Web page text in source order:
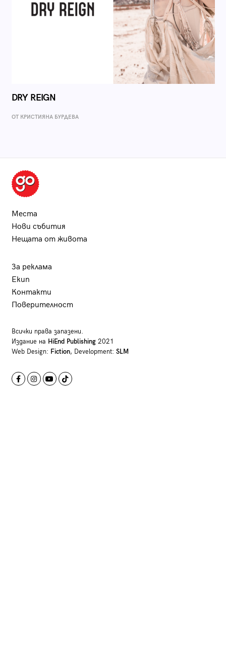
DRY REIGN
ОТ КРИСТИЯНА БУРДЕВА
Места
Нови събития
Нещата от живота
За реклама
Екип
Контакти
Поверителност
Всички права запазени.
Издание на HiEnd Publishing2021
Web Design: Fiction, Development: SLM